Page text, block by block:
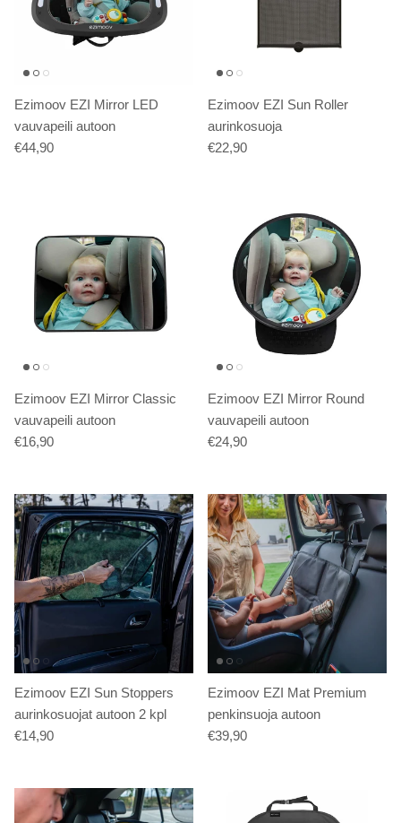
Ezimoov EZI Mirror LED
vauvapeili autoon
€44,90
Ezimoov EZI Sun Roller
aurinkosuoja
€22,90
Ezimoov EZI Mirror Classic
vauvapeili autoon
€16,90
Ezimoov EZI Mirror Round
vauvapeili autoon
€24,90
Ezimoov EZI Sun Stoppers
aurinkosuojat autoon 2 kpl
€14,90
Ezimoov EZI Mat Premium
penkinsuoja autoon
€39,90